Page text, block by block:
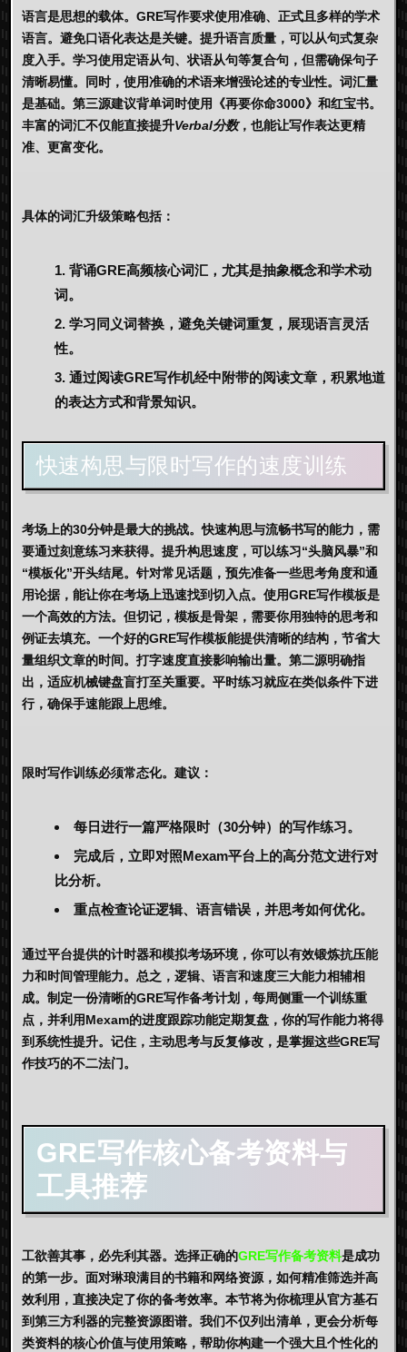
语言是思想的载体。GRE写作要求使用准确、正式且多样的学术
语言。避免口语化表达是关键。提升语言质量，可以从句式复杂
度入手。学习使用定语从句、状语从句等复合句，但需确保句子
清晰易懂。同时，使用准确的术语来增强论述的专业性。词汇量
是基础。第三源建议背单词时使用《再要你命3000》和红宝书。
丰富的词汇不仅能直接提升Verbal分数，也能让写作表达更精
准、更富变化。
具体的词汇升级策略包括：
背诵GRE高频核心词汇，尤其是抽象概念和学术动
词。
学习同义词替换，避免关键词重复，展现语言灵活
性。
通过阅读GRE写作机经中附带的阅读文章，积累地道
的表达方式和背景知识。
快速构思与限时写作的速度训练
考场上的30分钟是最大的挑战。快速构思与流畅书写的能力，需
要通过刻意练习来获得。提升构思速度，可以练习“头脑风暴”和
“模板化”开头结尾。针对常见话题，预先准备一些思考角度和通
用论据，能让你在考场上迅速找到切入点。使用GRE写作模板是
一个高效的方法。但切记，模板是骨架，需要你用独特的思考和
例证去填充。一个好的GRE写作模板能提供清晰的结构，节省大
量组织文章的时间。打字速度直接影响输出量。第二源明确指
出，适应机械键盘盲打至关重要。平时练习就应在类似条件下进
行，确保手速能跟上思维。
限时写作训练必须常态化。建议：
每日进行一篇严格限时（30分钟）的写作练习。
完成后，立即对照Mexam平台上的高分范文进行对
比分析。
重点检查论证逻辑、语言错误，并思考如何优化。
通过平台提供的计时器和模拟考场环境，你可以有效锻炼抗压能
力和时间管理能力。总之，逻辑、语言和速度三大能力相辅相
成。制定一份清晰的GRE写作备考计划 ，每周侧重一个训练重
点，并利用Mexam的进度跟踪功能定期复盘，你的写作能力将得
到系统性提升。记住，主动思考与反复修改，是掌握这些GRE写
作技巧的不二法门。
GRE写作核心备考资料与
工具推荐
工欲善其事，必先利其器。选择正确的GRE写作备考资料是成功
的第一步。面对琳琅满目的书籍和网络资源，如何精准筛选并高
效利用，直接决定了你的备考效率。本节将为你梳理从官方基石
到第三方利器的完整资源图谱。我们不仅列出清单，更会分析每
类资料的核心价值与使用策略，帮助你构建一个强大且个性化的